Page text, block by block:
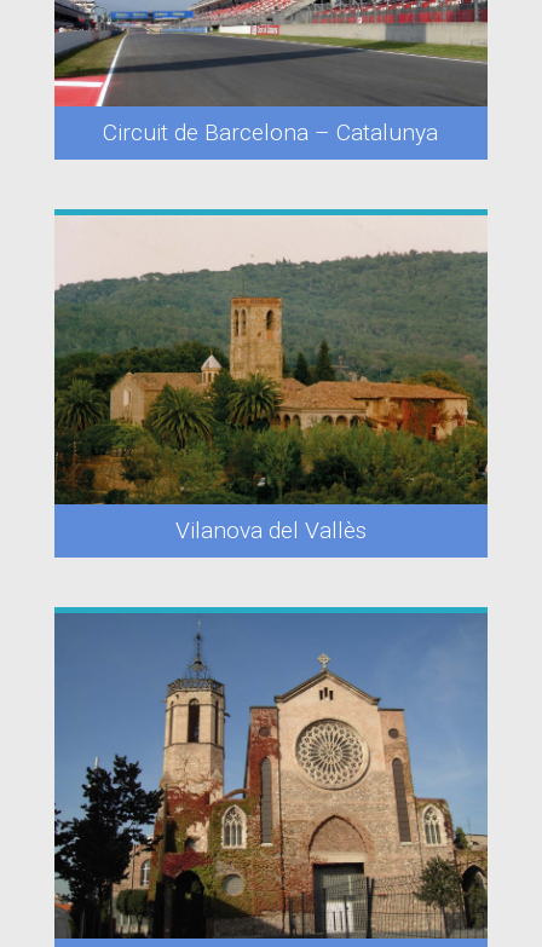
Circuit de Barcelona – Catalunya
Vilanova del Vallès